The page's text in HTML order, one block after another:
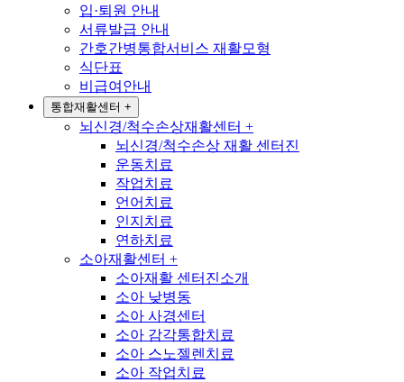
입·퇴원 안내
서류발급 안내
간호간병통합서비스 재활모형
식단표
비급여안내
통합재활센터 +
뇌신경/척수손상재활센터 +
뇌신경/척수손상 재활 센터진
운동치료
작업치료
언어치료
인지치료
연하치료
소아재활센터 +
소아재활 센터진소개
소아 낮병동
소아 사경센터
소아 감각통합치료
소아 스노젤렌치료
소아 작업치료